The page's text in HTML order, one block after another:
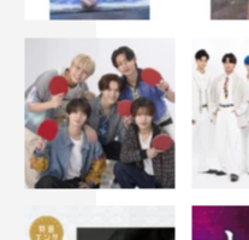
PROFILE
●おく・ともや…2004年7
『青のSP（スクールポリ
－』（カンテレ・フジテ